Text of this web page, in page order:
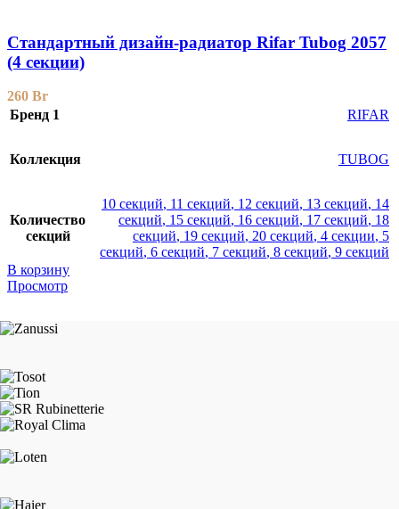
Стандартный дизайн-радиатор Rifar Tubog 2057
(4 секции)
260 Br
Бренд 1
RIFAR
Коллекция TUBOG
Количество
секций
10 секций, 11 секций, 12 секций, 13 секций, 14
секций, 15 секций, 16 секций, 17 секций, 18
секций, 19 секций, 20 секций, 4 секции, 5
секций, 6 секций, 7 секций, 8 секций, 9 секций
В корзину
Просмотр